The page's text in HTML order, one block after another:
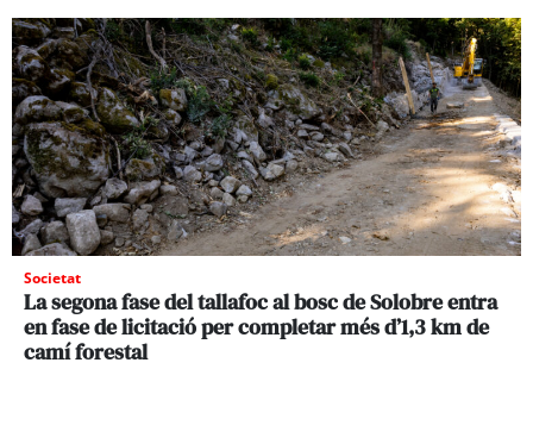
Societat
La segona fase del tallafoc al bosc de Solobre entra
en fase de licitació per completar més d’1,3 km de
camí forestal